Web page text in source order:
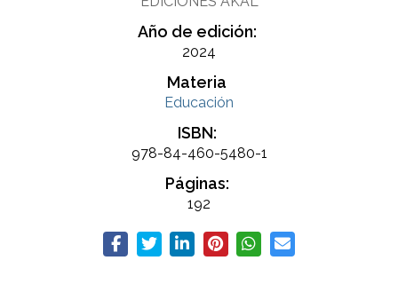
Año de edición:
2024
Materia
Educación
ISBN:
978-84-460-5480-1
Páginas:
192